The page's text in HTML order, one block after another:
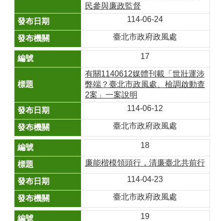
民參與廉政監督
114-06-24
臺北市政府政風處
17
有關1140612媒體刊載「世壯運涉
弊端？臺北市政風處、檢調啟動查
2案」一案說明
114-06-12
臺北市政府政風處
18
廉能楷模領頭行，清廉臺北共前行
114-04-23
臺北市政府政風處
19